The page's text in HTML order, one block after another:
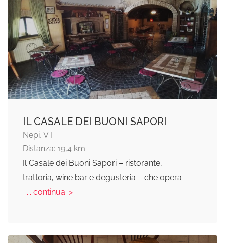
IL CASALE DEI BUONI SAPORI
Nepi, VT
Distanza: 19,4 km
Il Casale dei Buoni Sapori – ristorante,
trattoria, wine bar e degusteria – che opera
... continua: >